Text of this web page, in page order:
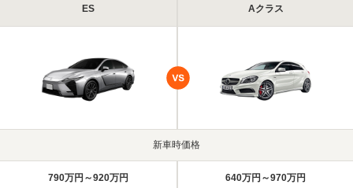
ES
Aクラス
新車時価格
790万円～920万円 640万円～970万円